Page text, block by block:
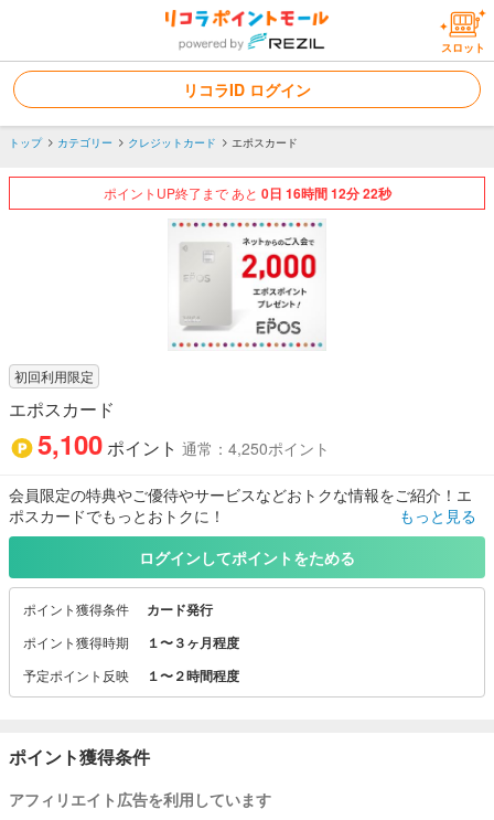
スロット
リコラID ログイン
トップ カテゴリー クレジットカード エポスカード
ポイントUP終了まで あと 0日 16時間12分21秒
初回利用限定
エポスカード
5,100ポイント 通常：4,250ポイント
会員限定の特典やご優待やサービスなどおトクな情報をご紹介！エ
ポスカードでもっとおトクに！
クレジットカードなら入会金・年会費永年無料のエポスカード。
ふだんのお買い物や、携帯料金や電気料金などの公共料金のお支払
いでもポイントがたまります。
もっと見る
ログインしてポイントをためる
ポイント獲得条件 カード発行
ポイント獲得時期 １〜３ヶ月程度
予定ポイント反映 １〜２時間程度
ポイント獲得条件
アフィリエイト広告を利用しています